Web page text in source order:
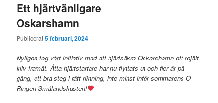
Ett hjärtvänligare
Oskarshamn
Publicerat5 februari, 2024
Nyligen tog vårt initiativ med att hjärtsäkra Oskarshamn ett rejält
kliv framåt. Åtta hjärtstartare har nu flyttats ut och fler är på
gång, ett bra steg i rätt riktning, inte minst inför sommarens O-
Ringen Smålandskusten!